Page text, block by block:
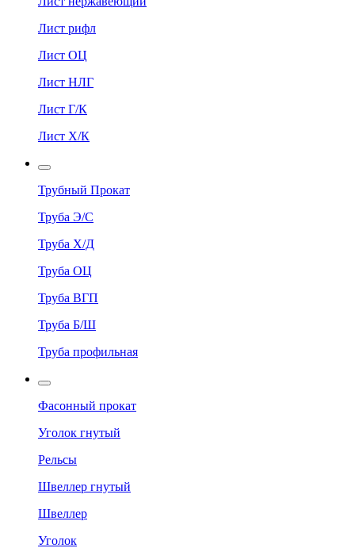
Лист рифл
Лист ОЦ
Лист НЛГ
Лист Г/К
Лист Х/К
Трубный Прокат
Труба Э/С
Труба Х/Д
Труба ОЦ
Труба ВГП
Труба Б/Ш
Труба профильная
Фасонный прокат
Уголок гнутый
Рельсы
Швеллер гнутый
Швеллер
Уголок